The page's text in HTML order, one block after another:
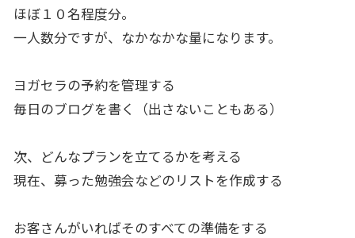
ほぼ１０名程度分。
一人数分ですが、なかなかな量になります。
ヨガセラの予約を管理する
毎日のブログを書く（出さないこともある）
次、どんなプランを立てるかを考える
現在、募った勉強会などのリストを作成する
お客さんがいればそのすべての準備をする